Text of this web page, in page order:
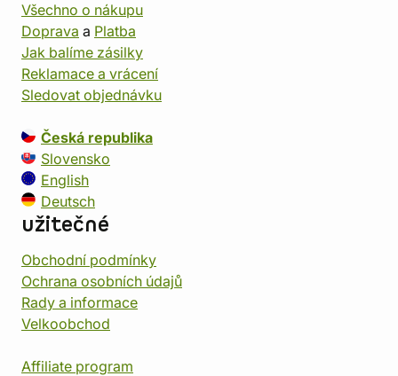
Všechno o nákupu
Doprava a Platba
Jak balíme zásilky
Reklamace a vrácení
Sledovat objednávku
Česká republika
Slovensko
English
Deutsch
užitečné
Obchodní podmínky
Ochrana osobních údajů
Rady a informace
Velkoobchod
Affiliate program